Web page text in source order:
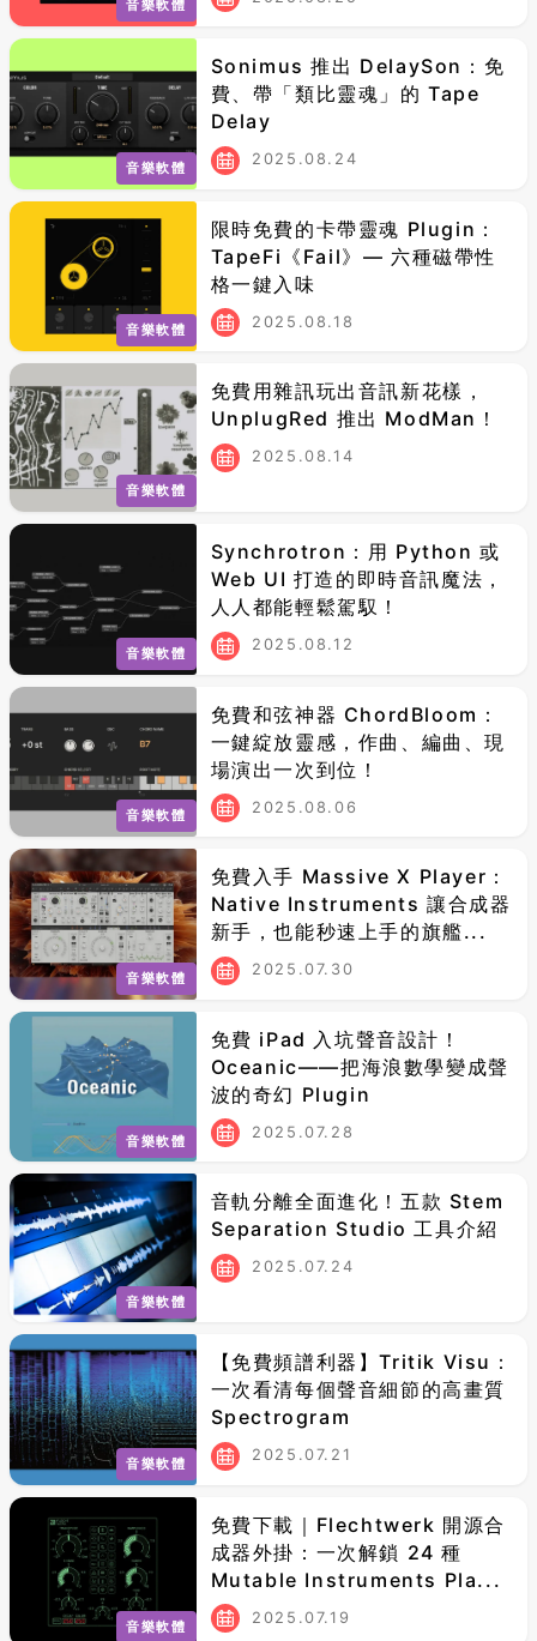
音樂軟體
音樂軟體
Sonimus 推出 DelaySon：免
費、帶「類比靈魂」的 Tape
Delay
2025.08.24
音樂軟體
限時免費的卡帶靈魂 Plugin：
TapeFi《Fail》— 六種磁帶性
格一鍵入味
2025.08.18
音樂軟體
免費用雜訊玩出音訊新花樣，
UnplugRed 推出 ModMan！
2025.08.14
音樂軟體
Synchrotron：用 Python 或
Web UI 打造的即時音訊魔法，
人人都能輕鬆駕馭！
2025.08.12
音樂軟體
免費和弦神器 ChordBloom：
一鍵綻放靈感，作曲、編曲、現
場演出一次到位！
2025.08.06
音樂軟體
免費入手 Massive X Player：
Native Instruments 讓合成器
新手，也能秒速上手的旗艦...
2025.07.30
音樂軟體
免費 iPad 入坑聲音設計！
Oceanic——把海浪數學變成聲
波的奇幻 Plugin
2025.07.28
音樂軟體
音軌分離全面進化！五款 Stem
Separation Studio 工具介紹
2025.07.24
音樂軟體
【免費頻譜利器】Tritik Visu：
一次看清每個聲音細節的高畫質
Spectrogram
2025.07.21
音樂軟體
免費下載｜Flechtwerk 開源合
成器外掛：一次解鎖 24 種
Mutable Instruments Pla...
2025.07.19